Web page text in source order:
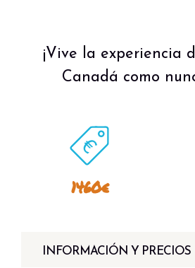
¡Vive la experiencia
Canadá como
1460€
INFORMACIÓN Y PRECIOS